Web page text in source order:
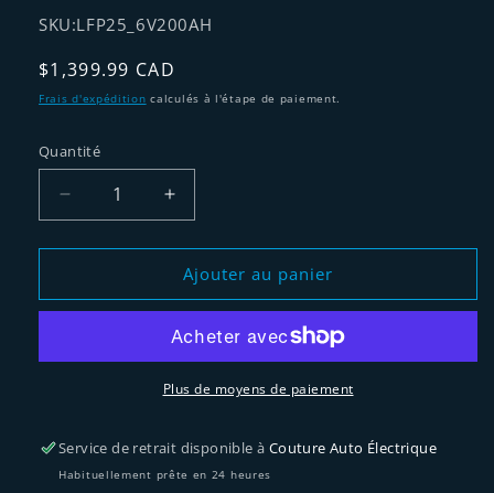
SKU:LFP25_6V200AH
Prix
habituel
$1,399.99 CAD
Frais d'expédition calculés à l'étape de paiement.
Quantité
Réduire
la
quantité
Batterie
de
DriveMotion
Augmenter
la
quantité
de
Batterie
200Ah
de
DriveMotion
Ajouter au panier
Plus de moyens de paiement
Service de retrait disponible à Couture Auto Électrique
Habituellement prête en 24 heures